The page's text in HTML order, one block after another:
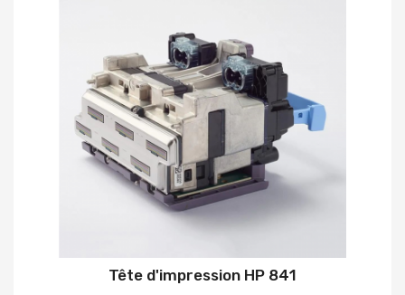
Tête d'impression HP 841